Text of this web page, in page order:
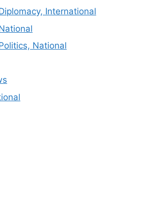
International
National